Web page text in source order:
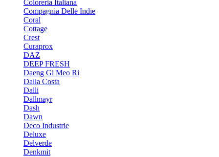
Coloreria Italiana
Compagnia Delle Indie
Coral
Cottage
Crest
Curaprox
DAZ
DEEP FRESH
Daeng Gi Meo Ri
Dalla Costa
Dalli
Dallmayr
Dash
Dawn
Deco Industrie
Deluxe
Delverde
Denkmit